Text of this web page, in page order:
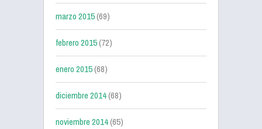
marzo 2015(69)
febrero 2015(72)
enero 2015(68)
diciembre 2014(68)
noviembre 2014(65)